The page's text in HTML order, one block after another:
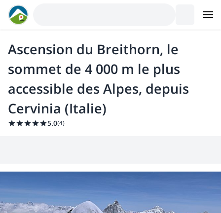
Ascension du Breithorn, le
sommet de 4 000 m le plus
accessible des Alpes, depuis
Cervinia (Italie)
5.0(4)